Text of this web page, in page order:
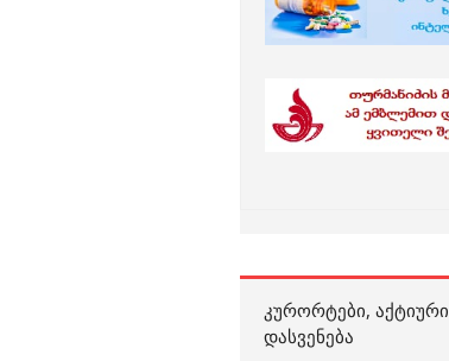
ᲙᲣᲠᲝᲠᲢᲔᲑᲘ, ᲐᲥᲢᲘᲣᲠᲘ
ᲓᲐᲡᲕᲔᲜᲔᲑᲐ